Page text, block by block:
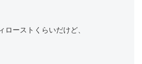
ローストくらいだけど、